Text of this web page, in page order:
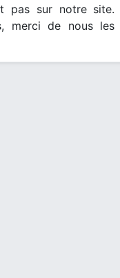
pas sur notre site.
merci de nous les